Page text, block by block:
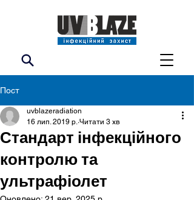
Пост
Стандарт інфекційного
контролю та
ультрафіолет
uvblazeradiation
16 лип. 2019 р. Читати 3 хв